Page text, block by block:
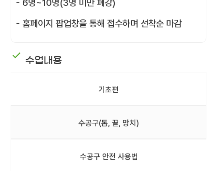
- 6명~10명(3명 미만 폐강)
- 홈페이지 팝업창을 통해 접수하며 선착순 마감
수업내용
기초편
수공구(톱, 끌, 망치)
수공구 안전 사용법